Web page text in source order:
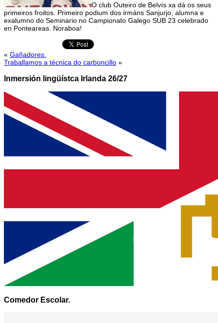
O club Outeiro de Belvís xa dá os seus
primeiros froitos. Primeiro podium dos irmáns Sanjurjo, alumna e
exalumno do Seminario no Campionato Galego SUB 23 celebrado
en Ponteareas. Noraboa!
« Gañadores.
Traballamos a técnica do carboncillo »
Inmersión lingüístca Irlanda 26/27
Comedor Escolar.